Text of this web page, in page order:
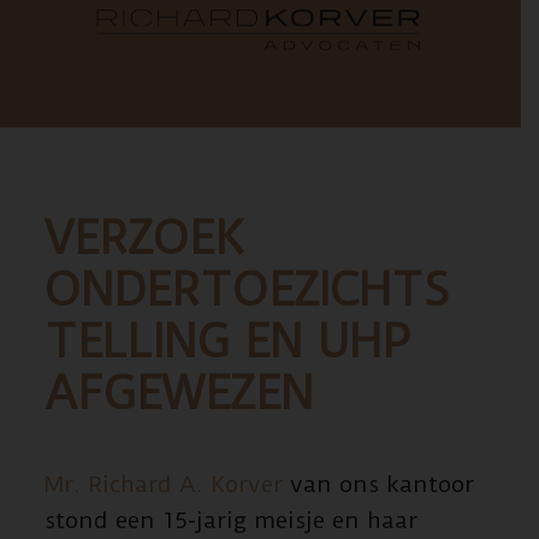
VERZOEK
ONDERTOEZICHTS
TELLING EN UHP
AFGEWEZEN
Mr. Richard A. Korver van ons kantoor
stond een 15-jarig meisje en haar